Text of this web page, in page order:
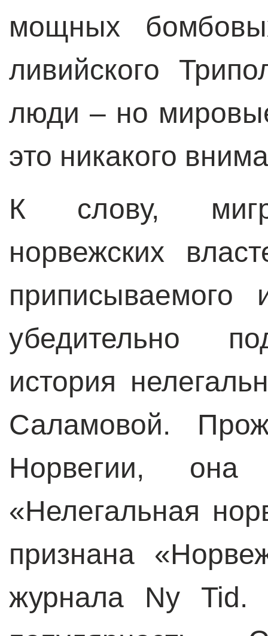
мощных
ливийского
люди – но
это никакого
К слову,
норвежских
убедительно
история
Саламовой.
Норвегии, она
«Нелегальная
признана
журнала Ny Tid.